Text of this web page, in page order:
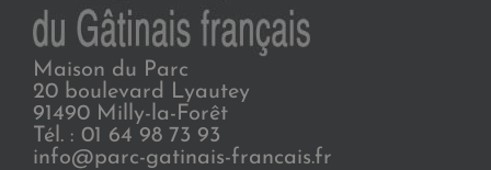
Maison du Parc
20 boulevard Lyautey
91490 Milly-la-Forêt
Tél. : 01 64 98 73 93
info@parc-gatinais-francais.fr